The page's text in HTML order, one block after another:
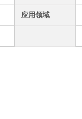
应用领域